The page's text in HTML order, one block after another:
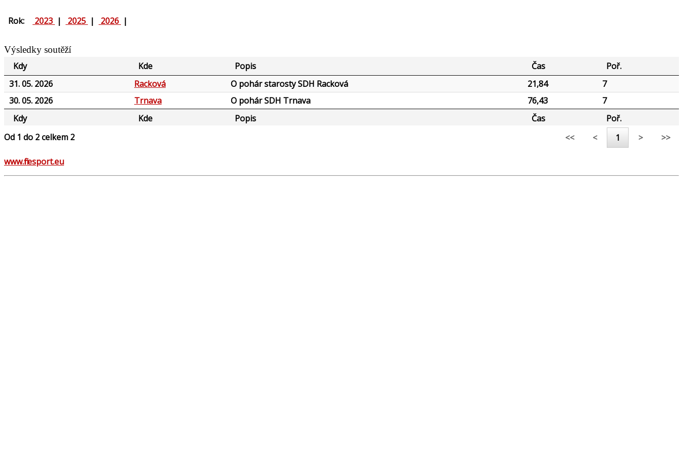
Rok: 2023 | 2025 | 2026 |
Výsledky soutěží
Kdy Kde Popis Čas
Poř.
31. 05. 2026
Racková O pohár starosty SDH Racková 21,84
7
30. 05. 2026
Trnava O pohár SDH Trnava 76,43
7
Kdy
Kde Popis Čas
Poř.
Od 1 do 2 celkem 2
<< < 1 > >>
www.firesport.eu